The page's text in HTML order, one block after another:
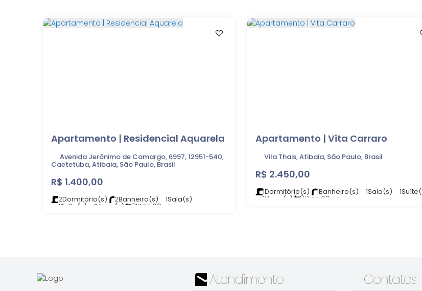
Apartamento | Residencial Aquarela
R$ 1.400,00
Avenida Jerônimo de Camargo, 6997, 12951-540,
Caetetuba, Atibaia, São Paulo, Brasil
2Dormitório(s) 2Banheiro(s) 1Sala(s)
1Suíte(s) 1Vaga(s) Útil: 56 .00 m²
Apartamento | Vita Carraro
R$ 2.450,00
Vila Thais, Atibaia, São Paulo, Brasil
1Dormitório(s) 1Banheiro(s) 1Sala(s) 1
1Vaga(s) Útil: 52 .00 m²
Atendimento Contatos